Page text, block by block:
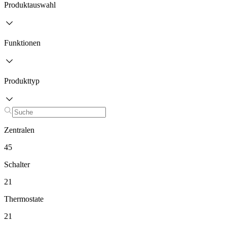
Produktauswahl
Funktionen
Produkttyp
Zentralen
45
Schalter
21
Thermostate
21